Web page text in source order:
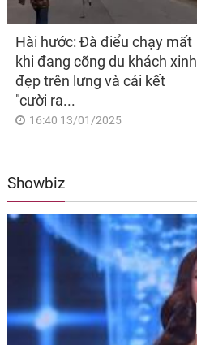
Hài hước: Đà điểu chạy mất
khi đang cõng du khách xinh
đẹp trên lưng và cái kết
"cười ra...
16:40 13/01/2025
Showbiz